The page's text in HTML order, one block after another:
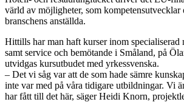
värld av möjligheter, som kompetensutvecklar
branschens anställda.
Hittills har man haft kurser inom specialiserad
samt service och bemötande i Småland, på
utvidgas kursutbudet med yrkessvenska.
– Det vi såg var att de som hade sämre
inte var med på våra tidigare utbildningar. Vi
har fått till det här, säger Heidi Knorn,